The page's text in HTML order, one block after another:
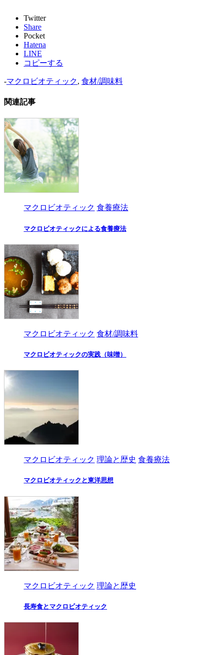
Twitter
Share
Pocket
Hatena
LINE
コピーする
-マクロビオティック, 食材/調味料
関連記事
マクロビオティック 食養療法
マクロビオティックによる食養療法
マクロビオティック 食材/調味料
マクロビオティックの実践（味噌）
マクロビオティック 理論と歴史 食養療法
マクロビオティックと東洋思想
マクロビオティック 理論と歴史
長寿食とマクロビオティック